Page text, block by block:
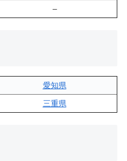
–
愛知県
三重県